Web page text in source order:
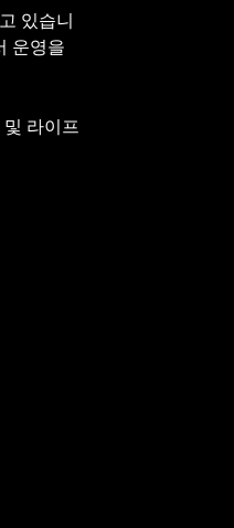
있습니
운영을
라이프